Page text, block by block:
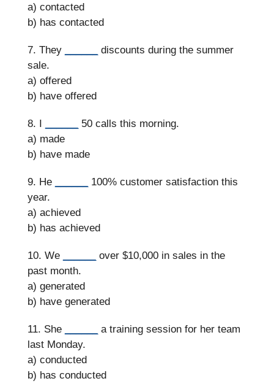
a) contacted
b) has contacted
7. They
discounts during the summer
sale.
a) offered
b) have offered
8. I
50 calls this morning.
a) made
b) have made
9. He
100% customer satisfaction this
year.
a) achieved
b) has achieved
10. We
over $10,000 in sales in the
past month.
a) generated
b) have generated
11. She
a training session for her team
last Monday.
a) conducted
b) has conducted